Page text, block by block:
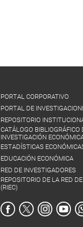
PORTAL CORPORATIVO
PORTAL DE
REPOSITORIO
CATÁLOGO BIBLIOGRÁFICO
INVESTIGACIÓN
ESTADÍSTICAS
EDUCACIÓN ECONÓMICA
RED DE INVESTIGADORES
REPOSITORIO DE LA RED
(RIEC)